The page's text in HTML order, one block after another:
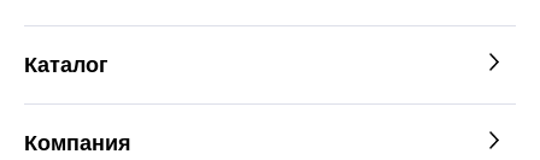
Каталог
Компания